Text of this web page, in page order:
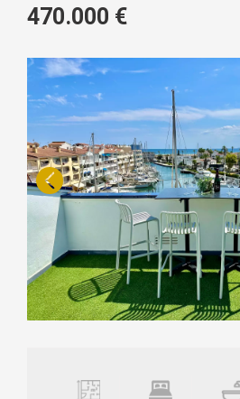
470.000 €